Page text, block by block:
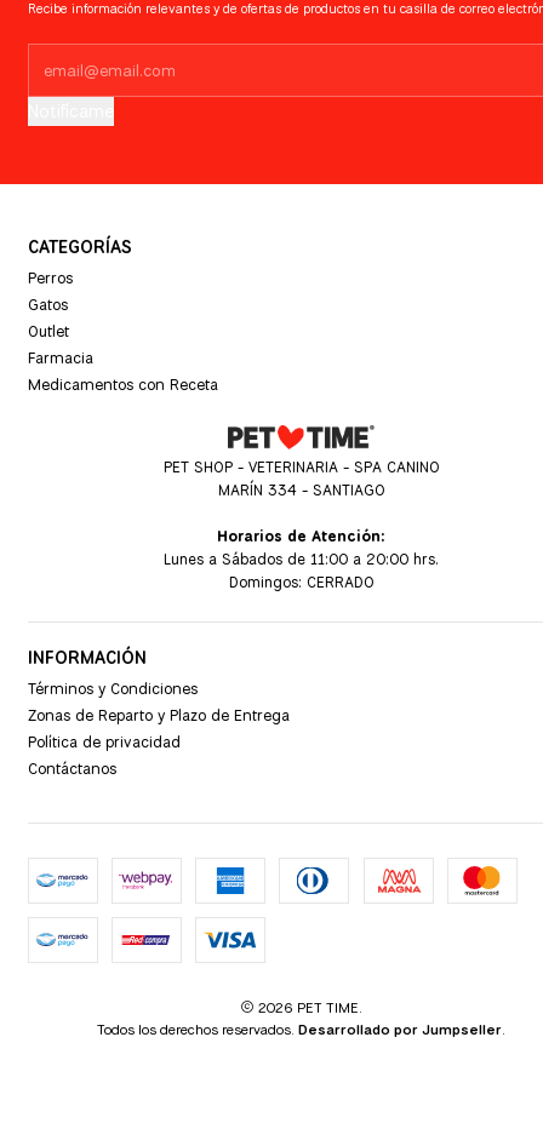
Recibe información relevantes y de ofertas de productos en tu casilla de correo
CATEGORÍAS
Perros
Gatos
Outlet
Farmacia
Medicamentos con Receta
PET SHOP - VETERINARIA - SPA CANINO
MARÍN 334 - SANTIAGO
Horarios de Atención:
Lunes a Sábados de 11:00 a 20:00 hrs.
Domingos: CERRADO
INFORMACIÓN
Términos y Condiciones
Zonas de Reparto y Plazo de Entrega
Política de privacidad
Contáctanos
2026 PET TIME.
Todos los derechos reservados. Desarrollado por Jumpseller.